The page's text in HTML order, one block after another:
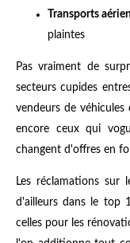
Transports
plaintes
Pas vraiment de
secteurs cupides
vendeurs de véhicules
encore ceux qui
changent d'offres en
Les réclamations sur
d'ailleurs dans le top
celles pour les